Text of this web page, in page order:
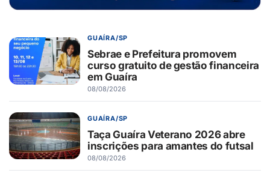
GUAÍRA/SP
Sebrae e Prefeitura promovem
curso gratuito de gestão financeira
em Guaíra
08/08/2026
GUAÍRA/SP
Taça Guaíra Veterano 2026 abre
inscrições para amantes do futsal
08/08/2026